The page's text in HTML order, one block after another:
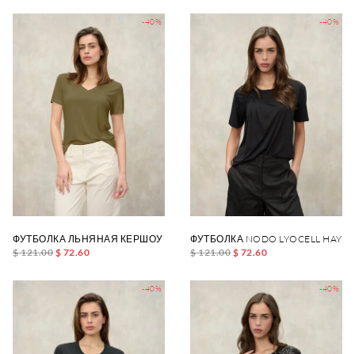
-40%
ФУТБОЛКА ЛЬНЯНАЯ КЕРШОУ
$ 121.00 $ 72.60
-40%
ФУТБОЛКА NODO LYOCELL
$ 121.00 $ 72.60
-40% -40%